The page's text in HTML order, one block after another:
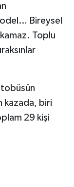
Bireysel
Toplu
kazada, biri
29 kişi